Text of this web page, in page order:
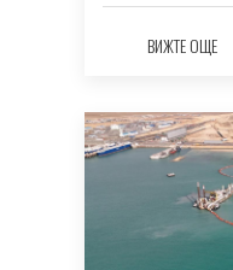
ВИЖТЕ ОЩЕ